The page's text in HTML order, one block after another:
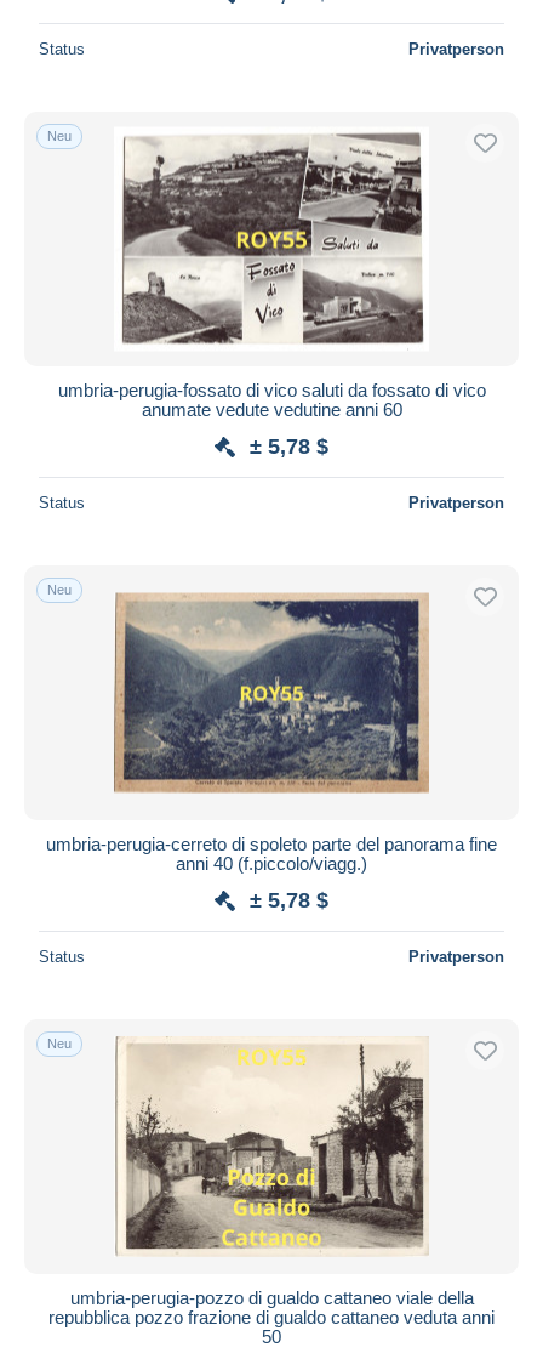
Status Privatperson
Neu
umbria-perugia-fossato di vico saluti da fossato di vico
anumate vedute vedutine anni 60
± 5,78 $
Status Privatperson
Neu
umbria-perugia-cerreto di spoleto parte del panorama fine
anni 40 (f.piccolo/viagg.)
± 5,78 $
Status Privatperson
Neu
umbria-perugia-pozzo di gualdo cattaneo viale della
repubblica pozzo frazione di gualdo cattaneo veduta anni
50